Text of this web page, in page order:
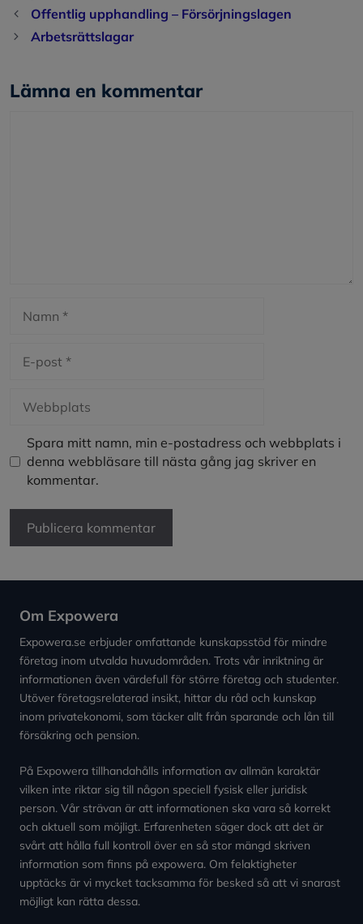
Offentlig upphandling – Försörjningslagen
Arbetsrättslagar
Lämna en kommentar
post
Spara mitt namn, min e-postadress och webbplats i
denna webbläsare till nästa gång jag skriver en
kommentar.
Om Expowera
Expowera.se erbjuder omfattande kunskapsstöd för mindre
företag inom utvalda huvudområden. Trots vår inriktning är
informationen även värdefull för större företag och studenter.
Utöver företagsrelaterad insikt, hittar du råd och kunskap
inom privatekonomi, som täcker allt från sparande och lån till
försäkring och pension.
På Expowera tillhandahålls information av allmän karaktär
vilken inte riktar sig till någon speciell fysisk eller juridisk
person. Vår strävan är att informationen ska vara så korrekt
och aktuell som möjligt. Erfarenheten säger dock att det är
svårt att hålla full kontroll över en så stor mängd skriven
information som finns på expowera. Om felaktigheter
upptäcks är vi mycket tacksamma för besked så att vi snarast
möjligt kan rätta dessa.